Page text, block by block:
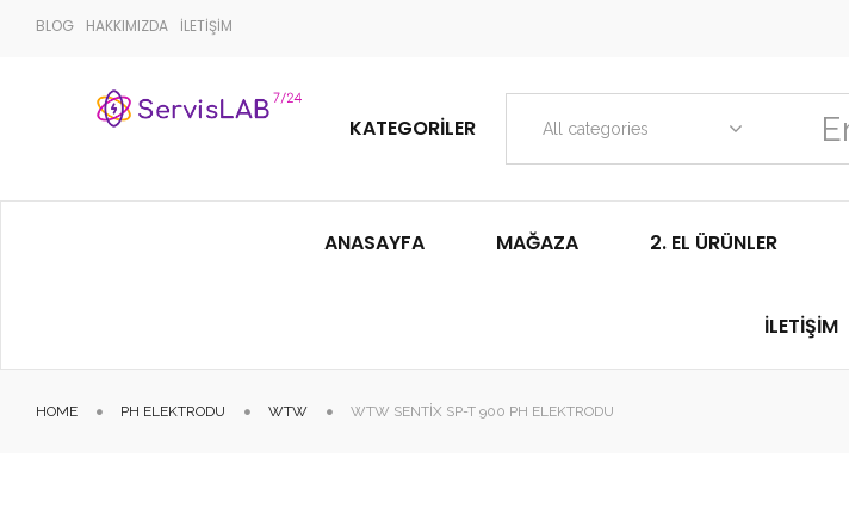
BLOG HAKKIMIZDA İLETİŞİM
KATEGORILER All categories
ANASAYFA MAĞAZA 2. EL ÜRÜNLER
İLETIŞIM
HOME PH ELEKTRODU WTW WTW SENTIX SP-T 900 PH ELEKTRODU